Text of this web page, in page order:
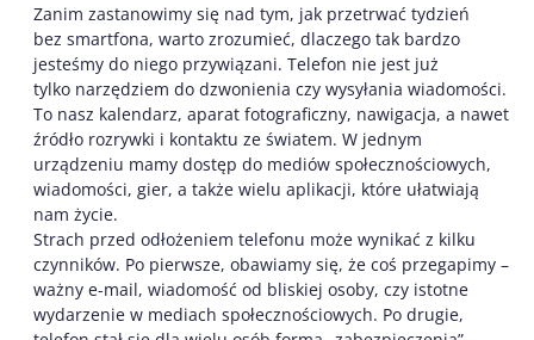
Zanim zastanowimy się nad tym, jak przetrwać tydzień
bez smartfona, warto zrozumieć, dlaczego tak bardzo
jesteśmy do niego przywiązani. Telefon nie jest już
tylko narzędziem do dzwonienia czy wysyłania wiadomości.
To nasz kalendarz, aparat fotograficzny, nawigacja, a nawet
źródło rozrywki i kontaktu ze światem. W jednym
urządzeniu mamy dostęp do mediów społecznościowych,
wiadomości, gier, a także wielu aplikacji, które ułatwiają
nam życie.
Strach przed odłożeniem telefonu może wynikać z kilku
czynników. Po pierwsze, obawiamy się, że coś przegapimy –
ważny e-mail, wiadomość od bliskiej osoby, czy istotne
wydarzenie w mediach społecznościowych. Po drugie,